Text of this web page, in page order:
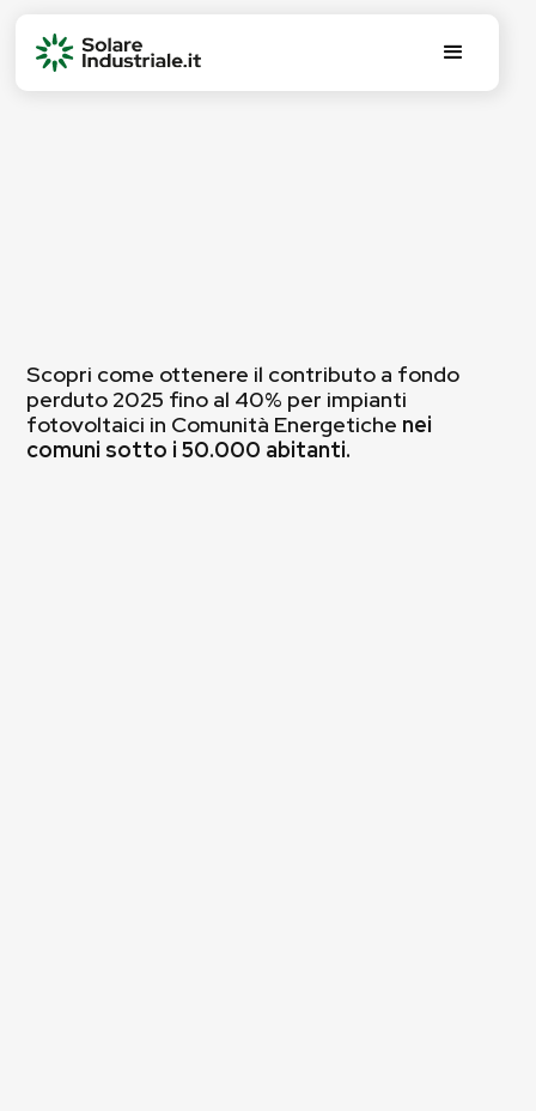
Scopri come ottenere il contributo a fondo
perduto 2025 fino al 40% per impianti
fotovoltaici in Comunità Energetiche nei
comuni sotto i 50.000 abitanti.